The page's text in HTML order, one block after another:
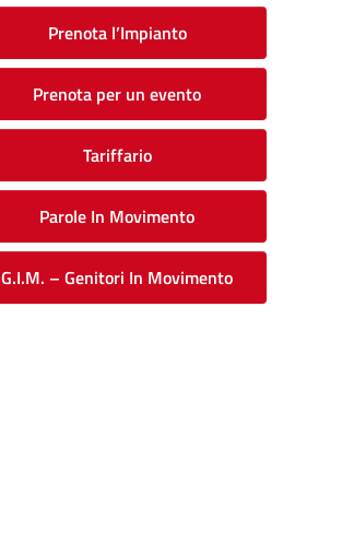
Prenota l’Impianto
Prenota per un evento
Tariffario
Parole In Movimento
G.I.M. – Genitori In Movimento